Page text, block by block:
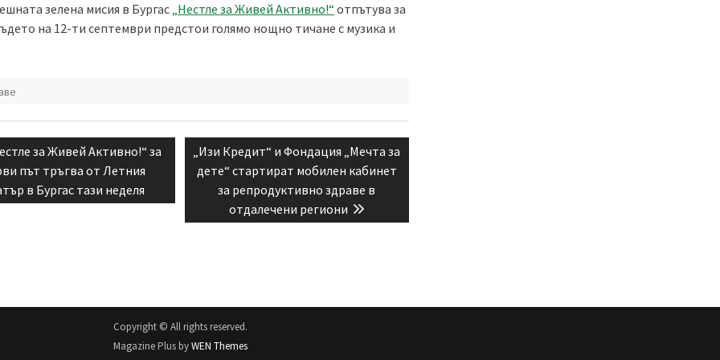
зелена мисия в Бургас „Нестле за Живей Активно!“ отпътува за
на 12-ти септември предстои голямо нощно тичане с музика и
за Живей Активно!“ за
път тръгва от Летния
в Бургас тази неделя
Next
post:
„Изи Кредит“ и Фондация „Мечта за
дете“ стартират мобилен кабинет
за репродуктивно здраве в
отдалечени региони
Copyright © All rights reserved.
Magazine Plus byWEN Themes